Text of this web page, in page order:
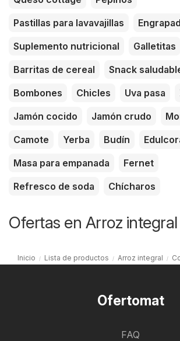
Pastillas para lavavajillas
Suplemento nutricional
Galletitas
Barritas de cereal
Snack
Bombones
Chicles Uva pasa
Jamón cocido
Jamón crudo
Camote
Yerba Budín
Masa para empanada
Fernet
Refresco de soda
Chícharos
Ofertas en Arroz
Inicio Lista de productos Arroz integral
Ofertomat
FAQ